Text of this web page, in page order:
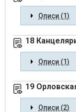
Описи (1)
18
Описи (1)
19
Описи (2)